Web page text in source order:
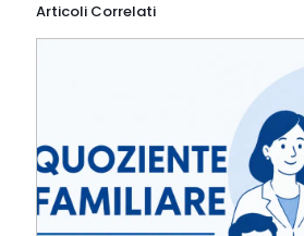
Articoli Correlati